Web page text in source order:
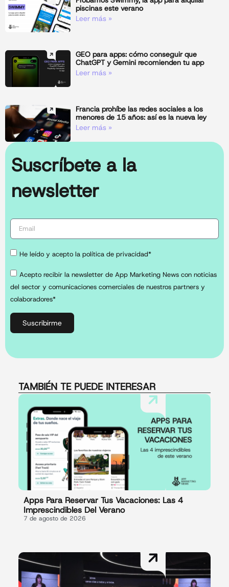
piscinas este verano
Leer más »
GEO para apps: cómo conseguir que
ChatGPT y Gemini recomienden tu app
Leer más »
Francia prohíbe las redes sociales a los
menores de 15 años: así es la nueva ley
Leer más »
Suscríbete a la
newsletter
He leído y acepto la política de privacidad*
Acepto recibir la newsletter de App Marketing News con noticias
del sector y comunicaciones comerciales de nuestros partners y
colaboradores*
Suscribirme
TAMBIÉN TE PUEDE INTERESAR
Apps Para Reservar Tus Vacaciones: Las 4
Imprescindibles Del Verano
7 de agosto de 2026